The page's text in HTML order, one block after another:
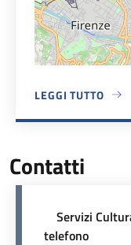
LEGGI TUTTO
A PROPOSITO DI
Contatti
Servizi
telefono